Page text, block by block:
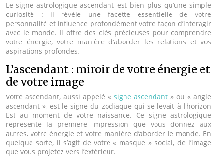
Le signe astrologique ascendant est bien plus qu’une simple
curiosité : il révèle une facette essentielle de votre
personnalité et influence profondément votre façon d’interagir
avec le monde. Il offre des clés précieuses pour comprendre
votre énergie, votre manière d’aborder les relations et vos
aspirations profondes.
L’ascendant : miroir de votre énergie et
de votre image
Votre ascendant, aussi appelé « signe ascendant » ou « angle
ascendant », est le signe du zodiaque qui se levait à l’horizon
Est au moment de votre naissance. Ce signe astrologique
représente la première impression que vous donnez aux
autres, votre énergie et votre manière d’aborder le monde. En
quelque sorte, il s’agit de votre « masque » social, de l’image
que vous projetez vers l’extérieur.